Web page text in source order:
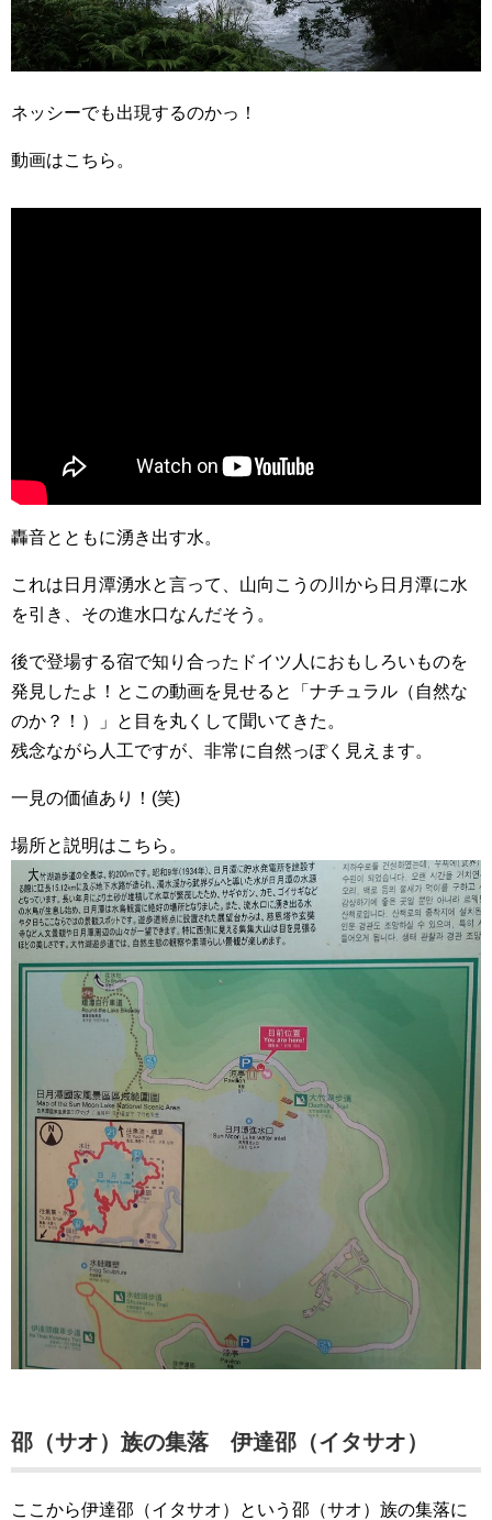
ネッシーでも出現するのかっ！
動画はこちら。
轟音とともに湧き出す水。
これは日月潭湧水と言って、山向こうの川から日月潭に水
を引き、その進水口なんだそう。
後で登場する宿で知り合ったドイツ人におもしろいものを
発見したよ！とこの動画を見せると「ナチュラル（自然な
のか？！）」と目を丸くして聞いてきた。
残念ながら人工ですが、非常に自然っぽく見えます。
一見の価値あり！(笑)
場所と説明はこちら。
邵（サオ）族の集落 伊達邵（イタサオ）
ここから伊達邵（イタサオ）という邵（サオ）族の集落に